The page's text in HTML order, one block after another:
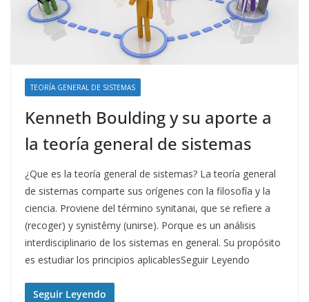
TEORÍA GENERAL DE SISTEMAS
Kenneth Boulding y su aporte a
la teoría general de sistemas
¿Que es la teoría general de sistemas? La teoría general
de sistemas comparte sus orígenes con la filosofía y la
ciencia. Proviene del término synitanai, que se refiere a
(recoger) y synistêmy (unirse). Porque es un análisis
interdisciplinario de los sistemas en general. Su propósito
es estudiar los principios aplicablesSeguir Leyendo
Seguir Leyendo